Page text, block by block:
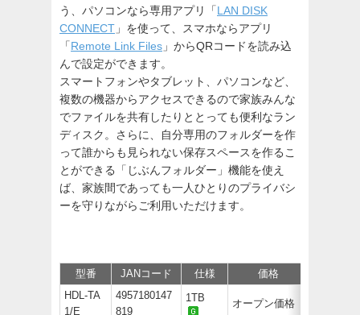
う、パソコンなら専用アプリ「LAN DISK
CONNECT 」を使って、スマホならアプリ
「Remote Link Files 」からQRコードを読み込
んで設定ができます。
スマートフォンやタブレット、パソコンなど、
複数の機器からアクセスできるので家族みんな
でファイルを共有したりととっても便利なラン
ディスク。さらに、自分専用のフォルダーを作
って誰からも見られない保存スペースを作るこ
とができる「じぶんフォルダー」機能を使え
ば、家族間であっても一人ひとりのプライバシ
ーを守りながらご利用いただけます。
型番 JANコード 仕様 価格
HDL-TA
1/E
4957180147
819
1TB オープン価格